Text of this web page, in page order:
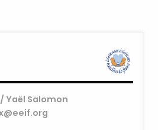
œuf/mayonnaise
Yaël Salomon